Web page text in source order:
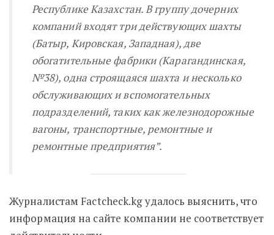
Республике Казахстан. В группу дочерних
компаний входят три действующих шахты
(Батыр, Кировская, Западная), две
обогатительные фабрики (Карагандинская,
№38), одна строящаяся шахта и несколько
обслуживающих и вспомогательных
подразделений, таких как железнодорожные
вагоны, транспортные, ремонтные и
ремонтные предприятия”.
Журналистам Factcheck.kg удалось выяснить, что
информация на сайте компании не соответствует